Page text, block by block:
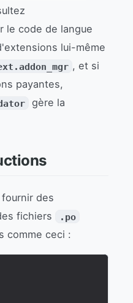
le code de langue
lui-même
, et si
payantes,
gère la
des
fichiers
.po
comme ceci :